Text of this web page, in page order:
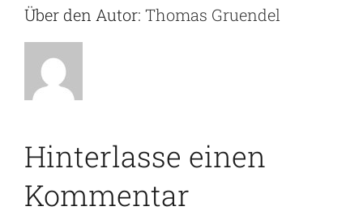
Über den Autor: Thomas Gruendel
Hinterlasse einen
Kommentar